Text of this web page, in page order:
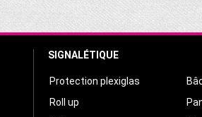
SIGNALÉTIQUE
Protection plexiglas
Roll up